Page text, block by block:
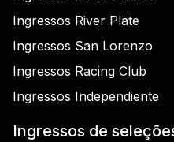
Ingressos River Plate
Ingressos San Lorenzo
Ingressos Racing Club
Ingressos Independiente
Ingressos de